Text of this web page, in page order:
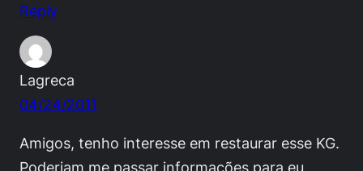
Reply
Lagreca
04/24/2011
Amigos, tenho interesse em restaurar esse KG.
Poderiam me passar informações para eu